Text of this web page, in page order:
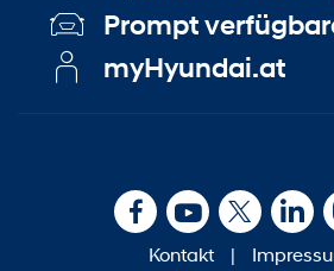
Prompt
myHyundai.at
Kontakt |